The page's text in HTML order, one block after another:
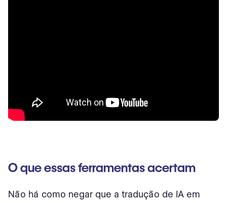
O que essas ferramentas acertam
Não há como negar que a tradução de IA em